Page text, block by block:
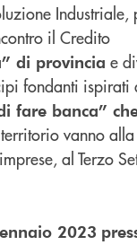
Industriale,
il Credito
di provincia e
fondanti ispirati
fare banca”
vanno
al Terzo
2023